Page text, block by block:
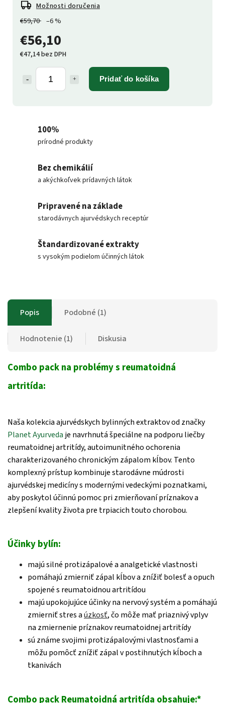
€59,70 –6 %
€56,10
€47,14 bez DPH
Pridať do košíka
Možnosti doručenia
100%
prírodné produkty
Bez chemikálií
a akýchkoľvek prídavných látok
Pripravené na základe
starodávnych ajurvédskych receptúr
Štandardizované extrakty
s vysokým podielom účinných látok
Popis Podobné (1)
Hodnotenie (1) Diskusia
Combo pack na problémy s reumatoidná
artritída:
Naša kolekcia ajurvédskych bylinných extraktov od značky
Planet Ayurveda je navrhnutá špeciálne na podporu liečby
reumatoidnej artritídy, autoimunitného ochorenia
charakterizovaného chronickým zápalom kĺbov. Tento
komplexný prístup kombinuje starodávne múdrosti
ajurvédskej medicíny s modernými vedeckými poznatkami,
aby poskytol účinnú pomoc pri zmierňovaní príznakov a
zlepšení kvality života pre trpiacich touto chorobou.
Účinky bylín:
majú silné protizápalové a analgetické vlastnosti
pomáhajú zmierniť zápal kĺbov a znížiť bolesť a opuch
spojené s reumatoidnou artritídou
majú upokojujúce účinky na nervový systém a pomáhajú
zmierniť stres aúzkosť, čo môže mať priaznivý vplyv
na zmiernenie príznakov reumatoidnej artritídy
sú známe svojimi protizápalovými vlastnosťami a
môžu pomôcť znížiť zápal v postihnutých kĺboch a
tkanivách
Combo pack Reumatoidná artritída obsahuje:*